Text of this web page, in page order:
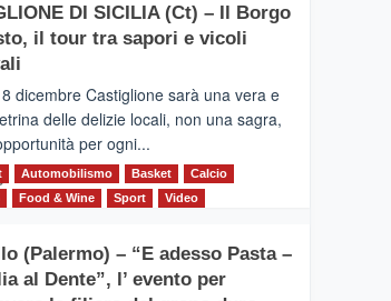
MOIO
ALCANTARA
–
alla
scoperta
del
territorio,
tra
sport
messaggi
di
DI SICILIA (Ct) – Il Borgo
il tour tra sapori e vicoli
dicembre Castiglione sarà una vera e
delle delizie locali, non una sagra,
per ogni...
Leggi
CASTIGLIONE
DI
Automobilismo Basket
Calcio
Food & Wine Sport Video
(Palermo) – “E adesso Pasta –
al Dente”, l’ evento per